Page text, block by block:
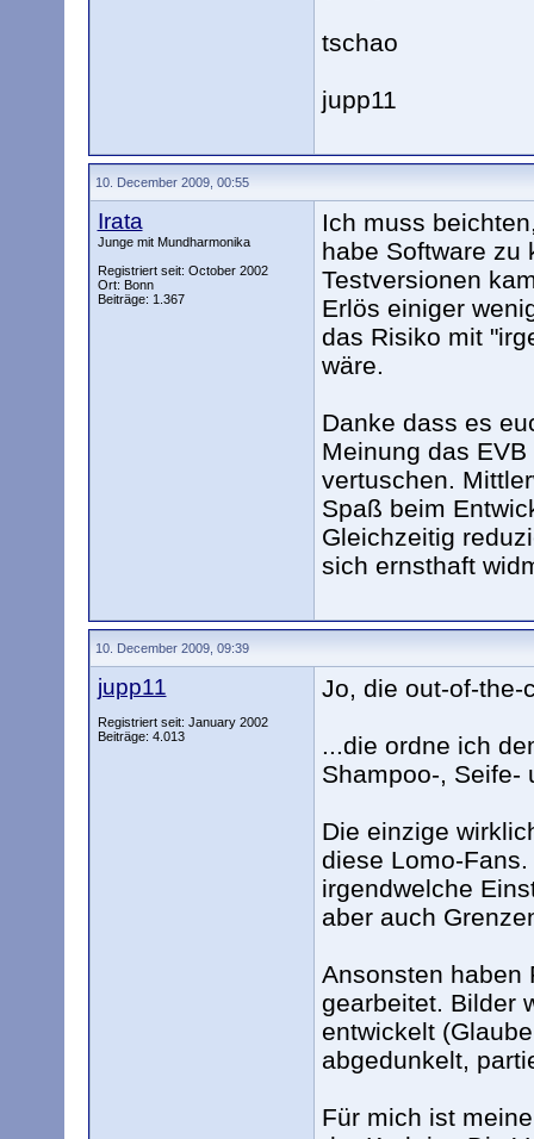
tschao
jupp11
10. December 2009, 00:55
Irata
Junge mit Mundharmonika
Registriert seit: October 2002
Ort: Bonn
Beiträge: 1.367
Ich muss
habe Software zu
Testversionen
Erlös einiger
das Risiko mit
wäre.
Danke dass es
Meinung das
vertuschen.
Spaß beim
Gleichzeitig
sich ernsthaft
10. December 2009, 09:39
jupp11
Registriert seit: January 2002
Beiträge: 4.013
Jo, die out-of-the-
...die ordne ich
Shampoo-, Seife-
Die einzige
diese Lomo-
irgendwelche
aber auch
Ansonsten haben
gearbeitet. Bilder
entwickelt
abgedunkelt,
Für mich ist